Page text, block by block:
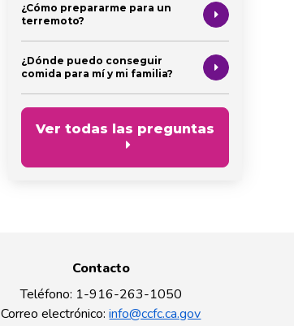
¿Cómo prepararme para un
terremoto?
¿Dónde puedo conseguir
comida para mí y mi familia?
Ver todas las preguntas
Contacto
Teléfono: 1-916-263-1050
Correo electrónico: info@ccfc.ca.gov